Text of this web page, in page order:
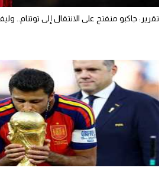
تقرير: جاكبو منفتح على الانتقال إلى توتنام..